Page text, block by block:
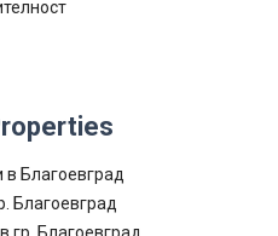
Благоевград
Благоевград